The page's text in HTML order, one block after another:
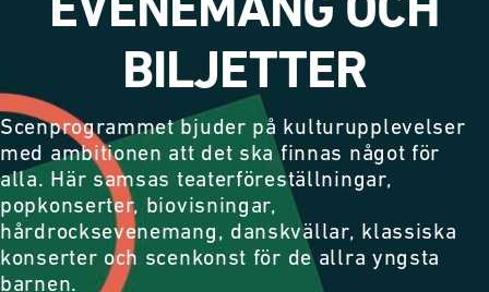
EVENEMANG OCH
BILJETTER
Scenprogrammet bjuder på kulturupplevelser
med ambitionen att det ska finnas något för
alla. Här samsas teaterföreställningar,
popkonserter, biovisningar,
hårdrocksevenemang, danskvällar, klassiska
konserter och scenkonst för de allra yngsta
barnen.